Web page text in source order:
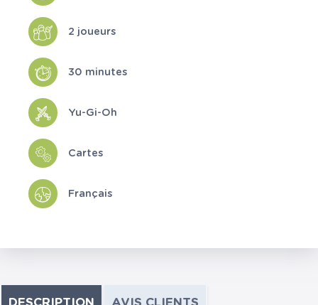
2 joueurs
30 minutes
Yu-Gi-Oh
Cartes
Français
DESCRIPTION AVIS CLIENTS